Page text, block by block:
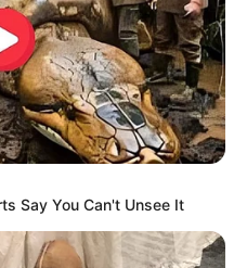
INGRESOS
Messi repite como jugador
delante de Cristiano y
Neymar
Say You Can't Unsee It